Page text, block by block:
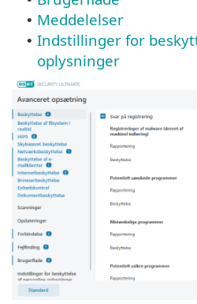
• Meddelelser
• Indstillinger for
oplysninger